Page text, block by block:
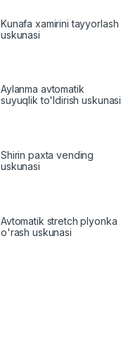
Kunafa xamirini tayyorlash
uskunasi
Aylanma avtomatik
suyuqlik to'ldirish uskunasi
Shirin paxta vending
uskunasi
Avtomatik stretch plyonka
o'rash uskunasi